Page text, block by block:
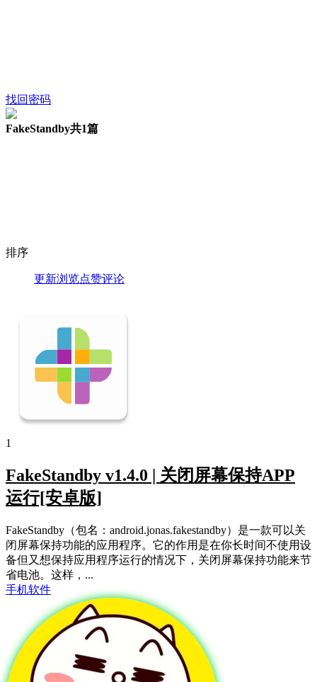
找回密码
FakeStandby共1篇
排序
更新浏览点赞评论
1
FakeStandby v1.4.0 | 关闭屏幕保持APP
运行[安卓版]
FakeStandby（包名：android.jonas.fakestandby）是一款可以关
闭屏幕保持功能的应用程序。它的作用是在你长时间不使用设
备但又想保持应用程序运行的情况下，关闭屏幕保持功能来节
省电池。这样，...
手机软件